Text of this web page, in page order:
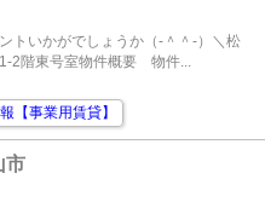
トいかがでしょうか（‐＾＾‐）＼松
2階東号室物件概要 物件...
【事業用賃貸】
市